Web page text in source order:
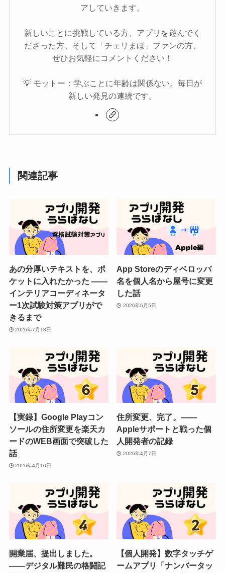
アしていきます。
新しいことに挑戦している方、アプリを遊んでく
ださった方、そして「チェリまほ」ファンの方、
ぜひお気軽にコメントください！
💡 モットー：学ぶことに年齢は関係ない。毎日が
新しい発見の連続です。
関連記事
あの分厚いテキストを、ポ
ケットに入れたかった ——
インテリアコーディネータ
ー1次試験対策アプリがで
きるまで
2026年7月18日
App Storeのディベロッパ
名を個人名から屋号に変更
した話
2026年6月5日
【実録】Google Playコン
ソールの住所変更を楽天カ
ードのWEB画面で突破した
話
2026年4月10日
住所変更、完了。——
Appleサポートと戦った個
人開発者の記録
2026年4月7日
開業届、提出しました。
——デジタル難民の格闘記
【個人開発】数字タッチゲ
ームアプリ「ナンバータッ